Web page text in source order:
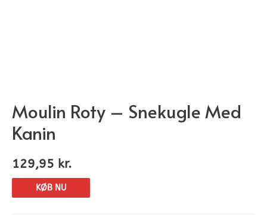
Moulin Roty – Snekugle Med
Kanin
129,95 kr.
KØB NU